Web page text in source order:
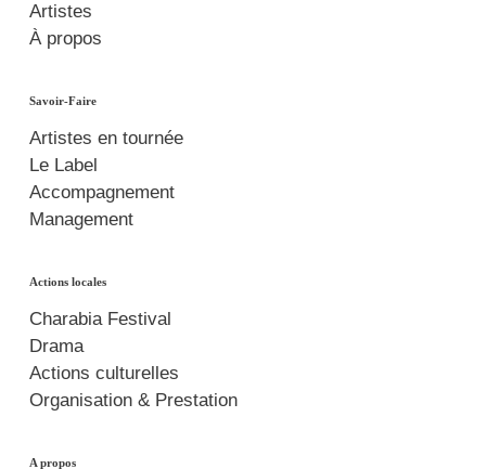
Artistes
À propos
Savoir-Faire
Artistes en tournée
Le Label
Accompagnement
Management
Actions locales
Charabia Festival
Drama
Actions culturelles
Organisation & Prestation
A propos